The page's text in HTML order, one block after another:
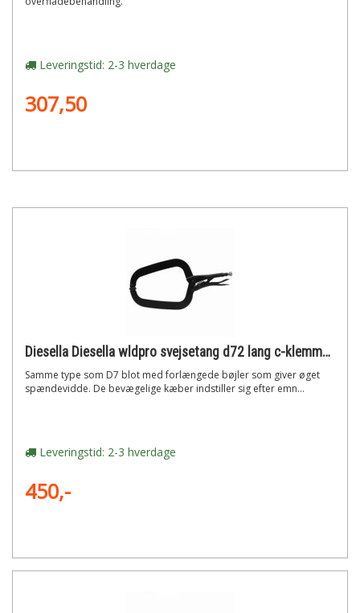
Leveringstid: 2-3 hverdage
307,50
Diesella Diesella wldpro svejsetang d72 lang c-klemme med runde tryksko (410mm/16)"
Samme type som D7 blot med forlængede bøjler som giver øget
spændevidde. De bevægelige kæber indstiller sig efter emn...
Leveringstid: 2-3 hverdage
450,-